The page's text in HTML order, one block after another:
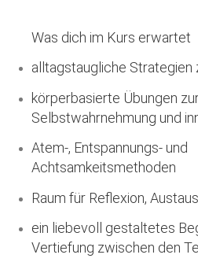
Was dich im Kurs erwartet
alltagstaugliche Strategien
körperbasierte Übungen
Selbstwahrnehmung und
Atem-, Entspannungs- und
Achtsamkeitsmethoden
Raum für Reflexion,
ein liebevoll gestaltetes
Vertiefung zwischen den